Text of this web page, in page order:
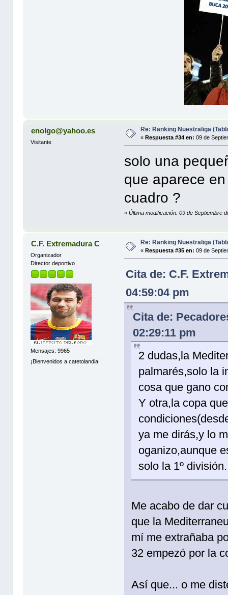
enolgo@yahoo.es
Visitante
Re: Ranking Nuestraliga
«Respuesta #34 en: 09 de
solo una
que aparece
cuadro ?
«Última modificación: 09 de Septiembre
C.F. Extremadura C
Organizador
Director deportivo
Mensajes: 9965
¡Bienvenidos a catetolandia!
Re: Ranking Nuestraliga
«Respuesta #35 en: 09 de
Cita de: C.F.
04:59:04 pm
Cita de:
02:29:11 pm
2 dudas,la
palmarés,solo la
cosa que gano
Y otra,la copa
ya me dirás,y lo
oganizo,aunque
solo la 1º división.
Me acabo de dar
que la
mí me extrañaba
32 empezó por la
Así que... o me